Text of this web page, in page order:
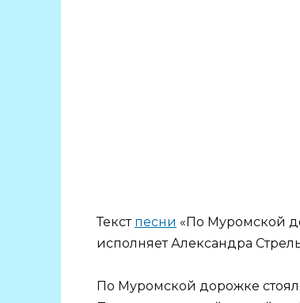
Текст песни «По Муромской
исполняет Александра
По Муромской дорожке